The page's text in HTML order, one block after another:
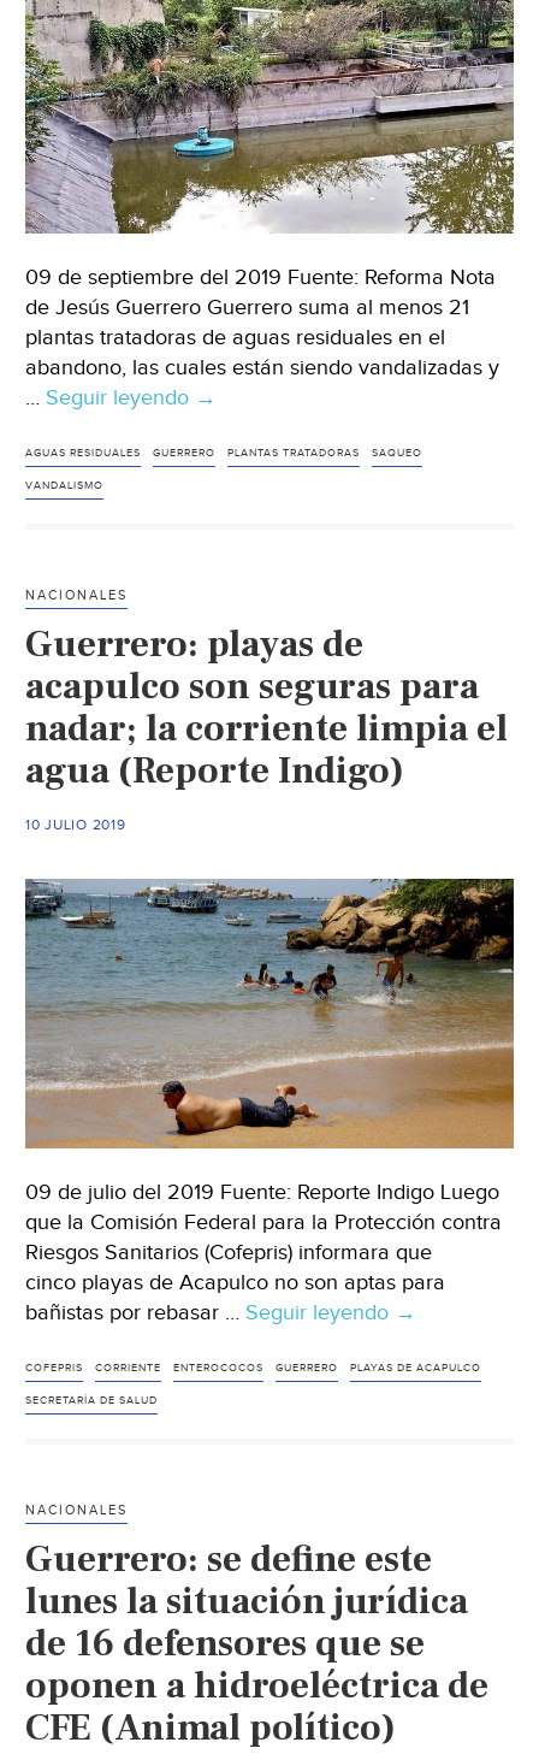
09 de septiembre del 2019 Fuente: Reforma Nota
de Jesús Guerrero Guerrero suma al menos 21
plantas tratadoras de aguas residuales en el
abandono, las cuales están siendo vandalizadas y
… Seguir leyendo Guerrero:
Estado
→
AGUAS RESIDUALES GUERRERO PLANTAS TRATADORAS SAQUEO
VANDALISMO
NACIONALES
Guerrero: playas de
acapulco son seguras para
nadar; la corriente limpia el
agua (Reporte Indigo)
10 JULIO 2019
09 de julio del 2019 Fuente: Reporte Indigo Luego
que la Comisión Federal para la Protección contra
Riesgos Sanitarios (Cofepris) informara que
cinco playas de Acapulco no son aptas para
bañistas por rebasar … Seguir leyendo Guerrero:
de
la
corriente
limpia
el
agua
(Reporte
→
COFEPRIS CORRIENTE ENTEROCOCOS GUERRERO PLAYAS DE ACAPULCO
SECRETARÍA DE SALUD
NACIONALES
Guerrero: se define este
lunes la situación jurídica
de 16 defensores que se
oponen a hidroeléctrica de
CFE (Animal político)